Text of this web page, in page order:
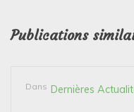
Publications
Dans Dernières